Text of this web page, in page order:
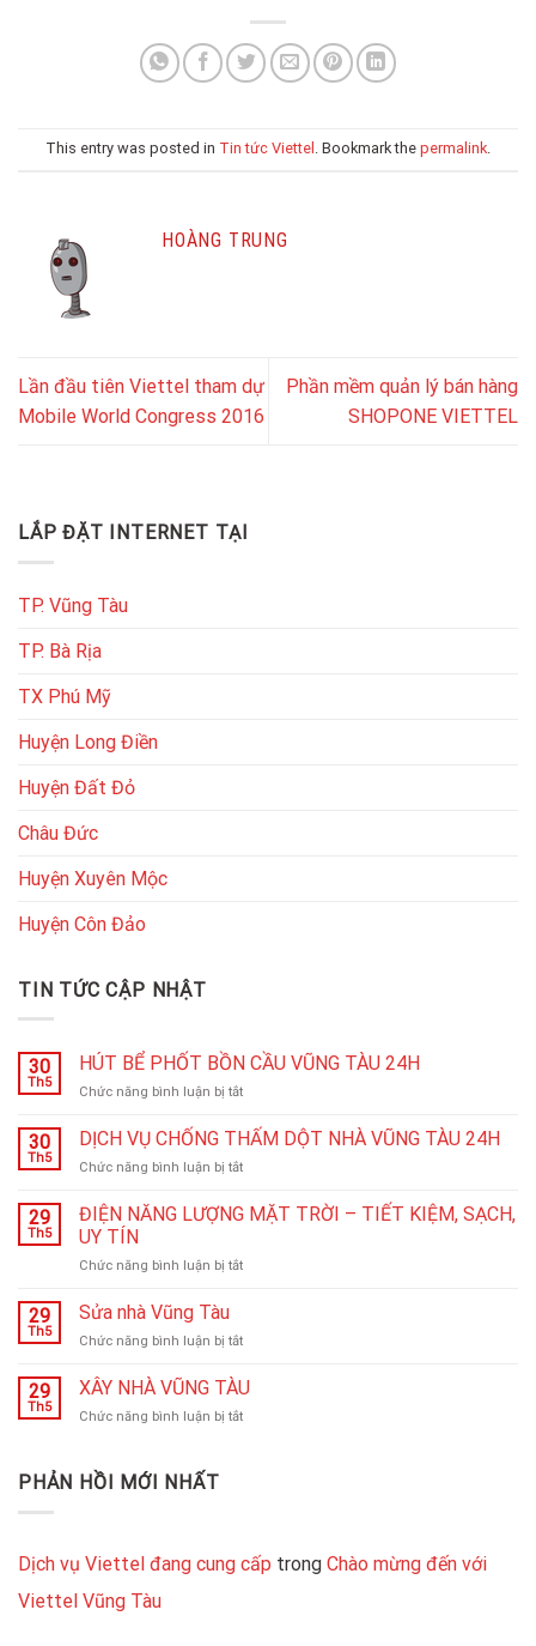
This entry was posted in Tin tức Viettel . Bookmark the permalink
HOÀNG TRUNG
Lần đầu tiên Viettel tham dự
Mobile World Congress 2016
Phần mềm quản lý bán hàng
SHOPONE VIETTEL
LẮP ĐẶT INTERNET TẠI
TP. Vũng Tàu
TP. Bà Rịa
TX Phú Mỹ
Huyện Long Điền
Huyện Đất Đỏ
Châu Đức
Huyện Xuyên Mộc
Huyện Côn Đảo
TIN TỨC CẬP NHẬT
30
Th5
HÚT BỂ PHỐT BỒN CẦU VŨNG TÀU 24H
Chức năng bình luận bị tắtở
BỂ
BỒN
VŨNG
30
Th5
DỊCH VỤ CHỐNG THẤM DỘT NHÀ VŨNG TÀU 24H
Chức năng bình luận bị tắtở
VỤ
CHỐNG
DỘT
24H
29
Th5
ĐIỆN NĂNG LƯỢNG MẶT TRỜI – TIẾT KIỆM, SẠCH,
UY TÍN
Chức năng bình luận bị tắtở
MẶT
29
Th5
Sửa nhà Vũng Tàu
Chức năng bình luận bị tắtở
nhà
Tàu
29
Th5
XÂY NHÀ VŨNG TÀU
Chức năng bình luận bị tắtở
PHẢN HỒI MỚI NHẤT
Dịch vụ Viettel đang cung cấp trong Chào mừng đến với
Viettel Vũng Tàu